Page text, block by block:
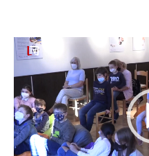
Video
prehrávač